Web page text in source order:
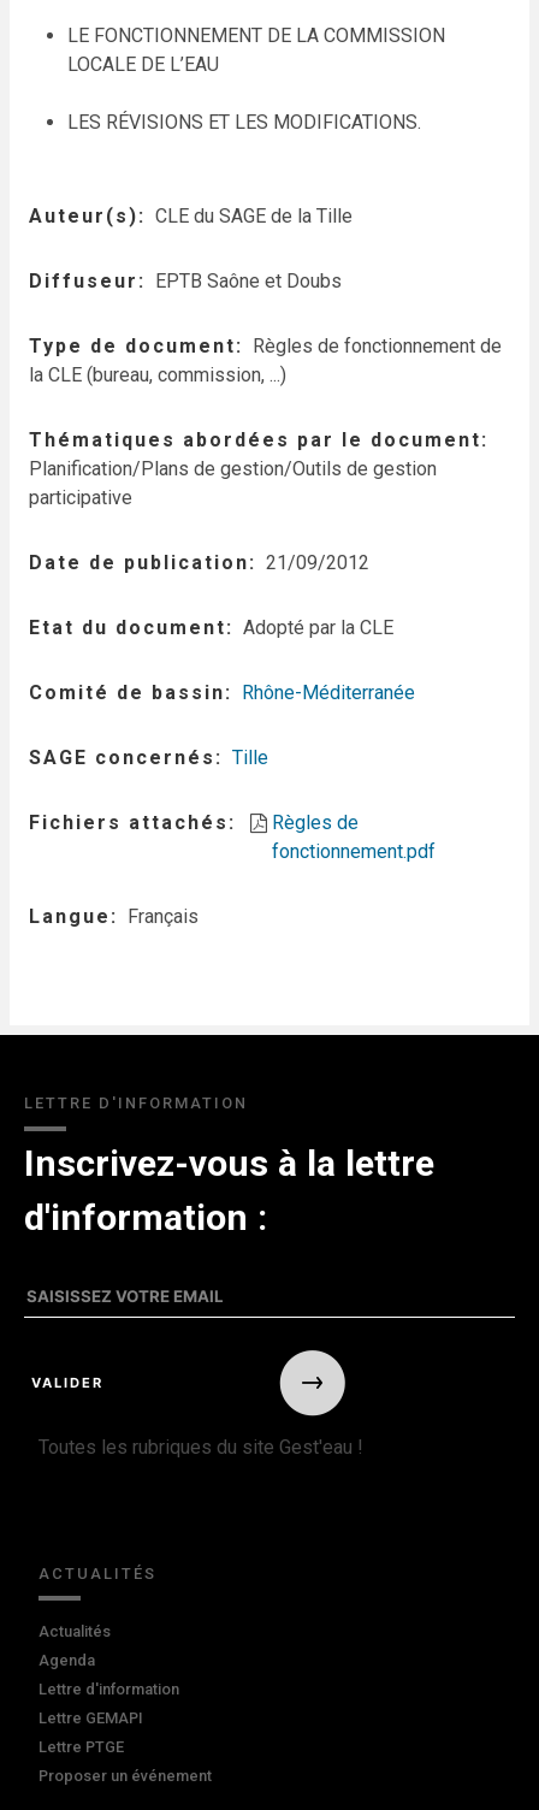
LE FONCTIONNEMENT DE LA COMMISSION
LOCALE DE L’EAU
LES RÉVISIONS ET LES MODIFICATIONS.
Auteur(s) CLE du SAGE de la Tille
Diffuseur EPTB Saône et Doubs
Type de document
Règles de fonctionnement de
la CLE (bureau, commission, ...)
Thématiques abordées par le document
Planification/Plans de gestion/Outils de gestion
participative
Date de publication 21/09/2012
Etat du document Adopté par la CLE
Comité de bassin Rhône-Méditerranée
SAGE concernés Tille
Fichiers attachés
Règles de
fonctionnement.pdf
Langue Français
LETTRE D'INFORMATION
Inscrivez-vous à la lettre
d'information :
Toutes les rubriques du site Gest'eau !
ACTUALITÉS
Actualités
Agenda
Lettre d'information
Lettre GEMAPI
Lettre PTGE
Proposer un événement